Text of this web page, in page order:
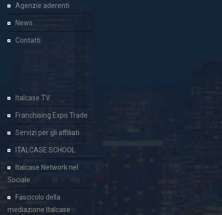
Agenzie aderenti
News
Contatti
Italcase TV
Franchising Expo Trade
Servizi per gli affiliati
ITALCASE SCHOOL
Italcase Network nel
Sociale
Fascicolo della
mediazione Italcase